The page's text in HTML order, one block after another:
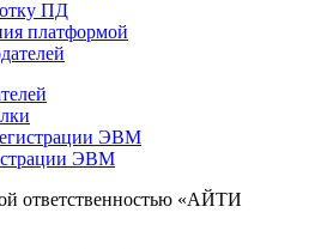
ПД
платформой
ЭВМ
ЭВМ
ответственностью «АЙТИ